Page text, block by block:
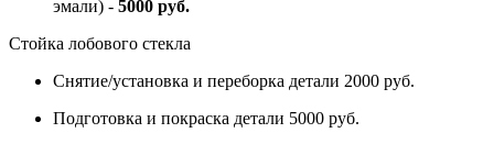
эмали) - 5000 руб.
Стойка лобового стекла
Снятие/установка и переборка детали 2000 руб.
Подготовка и покраска детали 5000 руб.